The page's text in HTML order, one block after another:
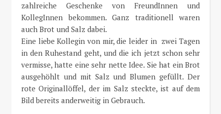
zahlreiche Geschenke von FreundInnen und
KollegInnen bekommen. Ganz traditionell waren
auch Brot und Salz dabei.
Eine liebe Kollegin von mir, die leider in zwei Tagen
in den Ruhestand geht, und die ich jetzt schon sehr
vermisse, hatte eine sehr nette Idee. Sie hat ein Brot
ausgehöhlt und mit Salz und Blumen gefüllt. Der
rote Originallöffel, der im Salz steckte, ist auf dem
Bild bereits anderweitig in Gebrauch.